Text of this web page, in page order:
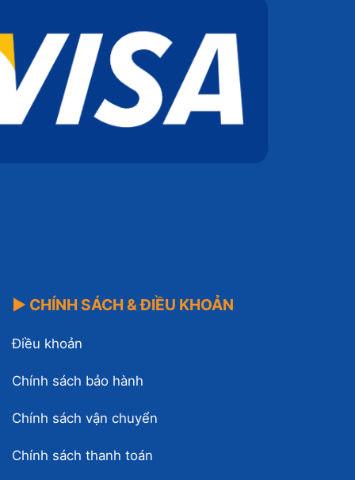
▶ CHÍNH SÁCH & ĐIỀU KHOẢN
Điều khoản
Chính sách bảo hành
Chính sách vận chuyển
Chính sách thanh toán